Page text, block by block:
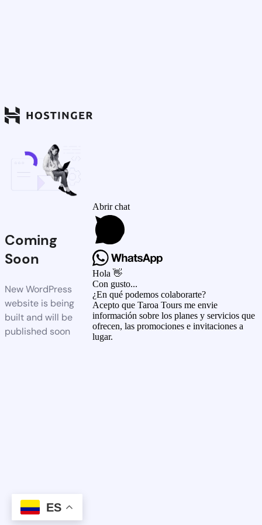
Coming
Soon
New WordPress
website is being
built and will be
published soon
ES
Abrir chat
Hola 👋
Con gusto...
¿En qué podemos colaborarte?
Acepto que Taroa Tours me envie
información sobre los planes y servicios que
ofrecen, las promociones e invitaciones a
lugar.